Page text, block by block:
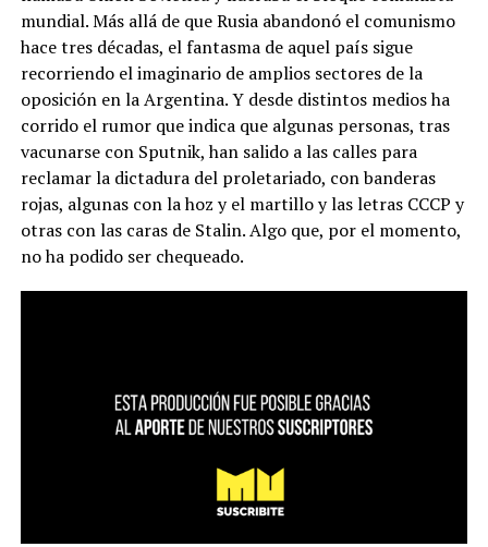
mundial. Más allá de que Rusia abandonó el comunismo
hace tres décadas, el fantasma de aquel país sigue
recorriendo el imaginario de amplios sectores de la
oposición en la Argentina. Y desde distintos medios ha
corrido el rumor que indica que algunas personas, tras
vacunarse con Sputnik, han salido a las calles para
reclamar la dictadura del proletariado, con banderas
rojas, algunas con la hoz y el martillo y las letras CCCP y
otras con las caras de Stalin. Algo que, por el momento,
no ha podido ser chequeado.